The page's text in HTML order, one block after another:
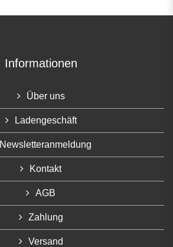
Informationen
Über uns
Ladengeschäft
Newsletteranmeldung
Kontakt
AGB
Zahlung
Versand